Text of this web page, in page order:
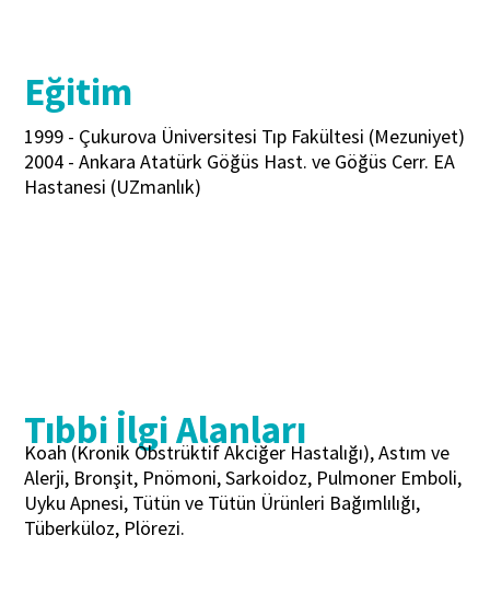
Eğitim
1999 - Çukurova Üniversitesi Tıp Fakültesi (Mezuniyet)
2004 - Ankara Atatürk Göğüs Hast. ve Göğüs Cerr. EA
Hastanesi (UZmanlık)
Tıbbi İlgi Alanları
Koah (Kronik Obstrüktif Akciğer Hastalığı), Astım ve
Alerji, Bronşit, Pnömoni, Sarkoidoz, Pulmoner Emboli,
Uyku Apnesi, Tütün ve Tütün Ürünleri Bağımlılığı,
Tüberküloz, Plörezi.